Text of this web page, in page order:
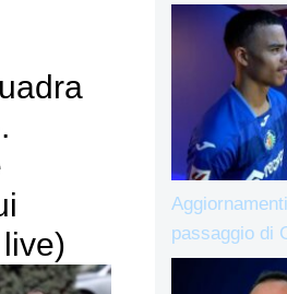
passaggio di